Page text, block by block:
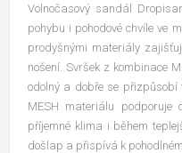
Volnočasový sandál
pohybu i pohodové chvíle ve
prodyšnými materiály
nošení. Svršek z kombinace
odolný a dobře se
MESH materiálu
příjemné klima i během
došlap a přispívá k